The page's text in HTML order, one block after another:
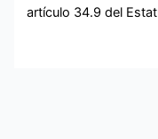
artículo 34.9 del